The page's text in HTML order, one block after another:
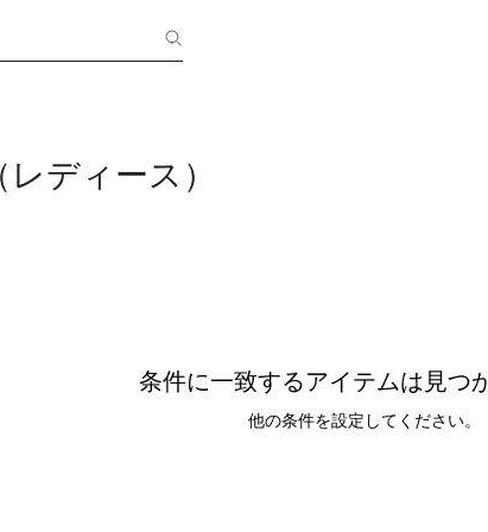
ディース）
条件に一致するアイテムは見つ
他の条件を設定してください。